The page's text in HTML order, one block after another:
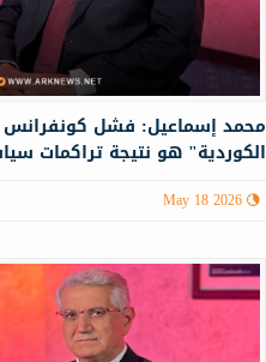
محمد إسماعيل: فشل كونفرانس
الكوردية" هو نتيجة تراكمات
May 18 2026